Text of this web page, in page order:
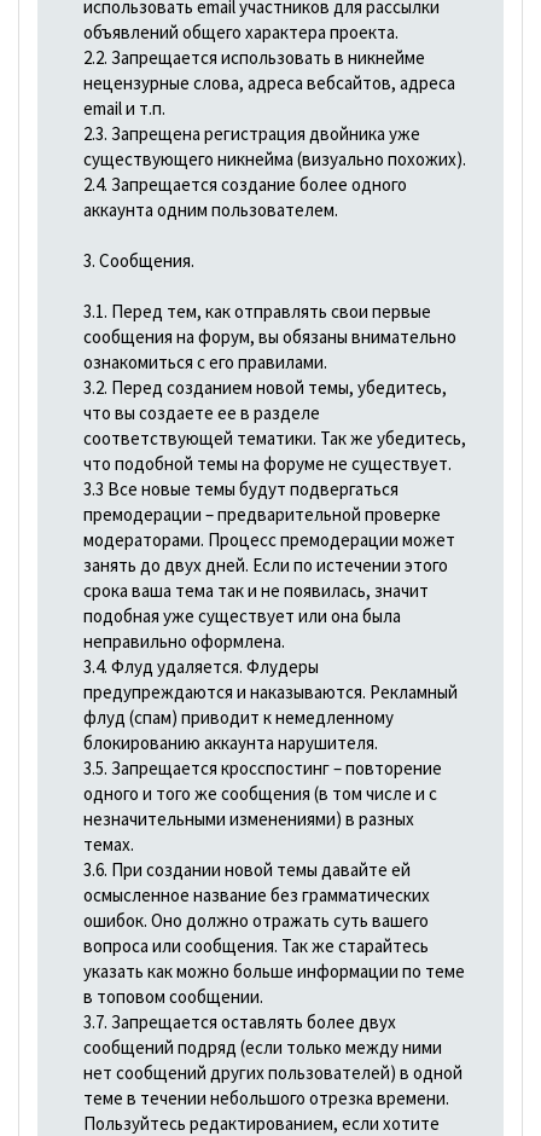
использовать email участников для рассылки
объявлений общего характера проекта.
2.2. Запрещается использовать в никнейме
нецензурные слова, адреса вебсайтов, адреса
email и т.п.
2.3. Запрещена регистрация двойника уже
существующего никнейма (визуально похожих).
2.4. Запрещается создание более одного
аккаунта одним пользователем.
3. Сообщения.
3.1. Перед тем, как отправлять свои первые
сообщения на форум, вы обязаны внимательно
ознакомиться с его правилами.
3.2. Перед созданием новой темы, убедитесь,
что вы создаете ее в разделе
соответствующей тематики. Так же убедитесь,
что подобной темы на форуме не существует.
3.3 Все новые темы будут подвергаться
премодерации – предварительной проверке
модераторами. Процесс премодерации может
занять до двух дней. Если по истечении этого
срока ваша тема так и не появилась, значит
подобная уже существует или она была
неправильно оформлена.
3.4. Флуд удаляется. Флудеры
предупреждаются и наказываются. Рекламный
флуд (спам) приводит к немедленному
блокированию аккаунта нарушителя.
3.5. Запрещается кросспостинг – повторение
одного и того же сообщения (в том числе и с
незначительными изменениями) в разных
темах.
3.6. При создании новой темы давайте ей
осмысленное название без грамматических
ошибок. Оно должно отражать суть вашего
вопроса или сообщения. Так же старайтесь
указать как можно больше информации по теме
в топовом сообщении.
3.7. Запрещается оставлять более двух
сообщений подряд (если только между ними
нет сообщений других пользователей) в одной
теме в течении небольшого отрезка времени.
Пользуйтесь редактированием, если хотите